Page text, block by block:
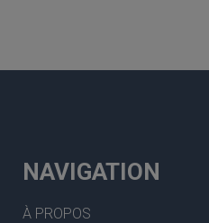
NAVIGATION
À PROPOS